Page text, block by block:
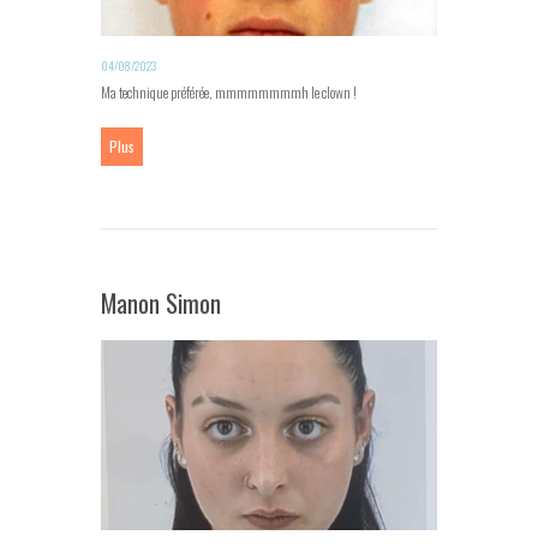
04/08/2023
Ma technique préférée, mmmmmmmmh le clown !
Plus
Manon Simon